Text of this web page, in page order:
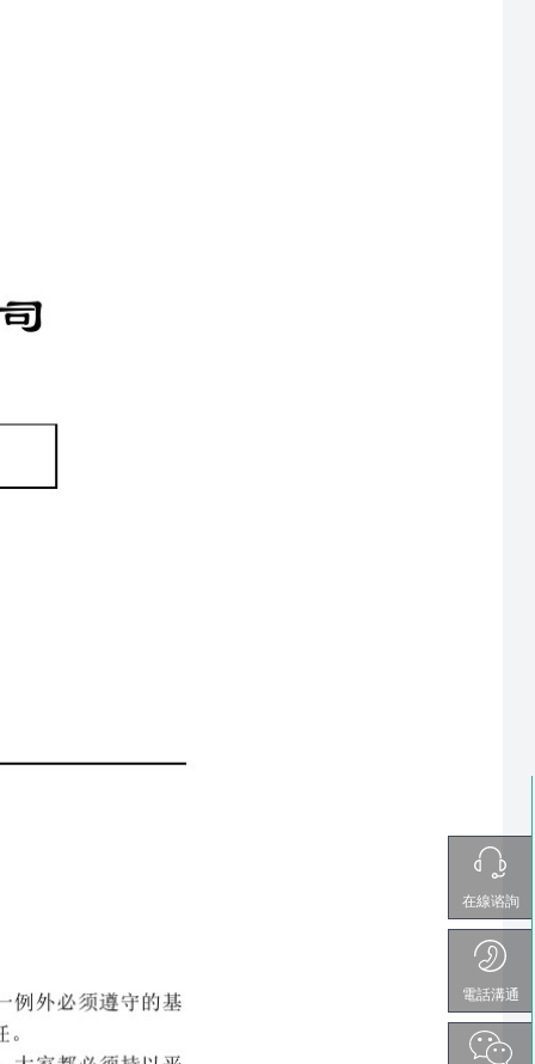
在線谘詢
電話溝通